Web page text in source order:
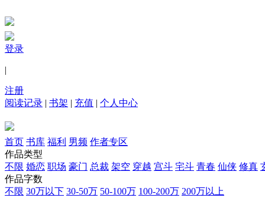
登录
|
注册
阅读记录 | 书架 | 充值 | 个人中心
首页 书库 福利 男频 作者专区
作品类型
不限 婚恋 职场 豪门 总裁 架空 穿越 宫斗 宅斗 青春 仙侠 修真
作品字数
不限 30万以下 30-50万 50-100万 100-200万 200万以上